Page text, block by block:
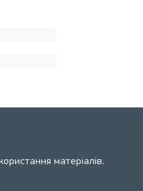
матеріалів.